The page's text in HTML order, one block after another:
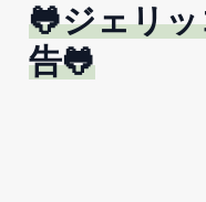
🐸ジェリ
告🐸